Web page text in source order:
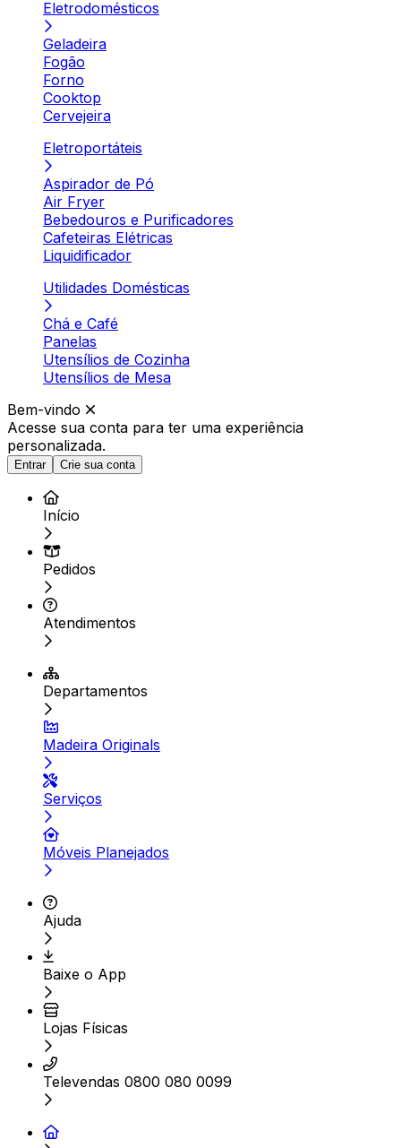
Eletrodomésticos
Geladeira
Fogão
Forno
Cooktop
Cervejeira
Eletroportáteis
Aspirador de Pó
Air Fryer
Bebedouros e Purificadores
Cafeteiras Elétricas
Liquidificador
Utilidades Domésticas
Chá e Café
Panelas
Utensílios de Cozinha
Utensílios de Mesa
Bem-vindo
Acesse sua conta para ter uma experiência
personalizada.
Entrar Crie sua conta
Início
Pedidos
Atendimentos
Departamentos
Madeira Originals
Serviços
Móveis Planejados
Ajuda
Baixe o App
Lojas Físicas
Televendas 0800 080 0099